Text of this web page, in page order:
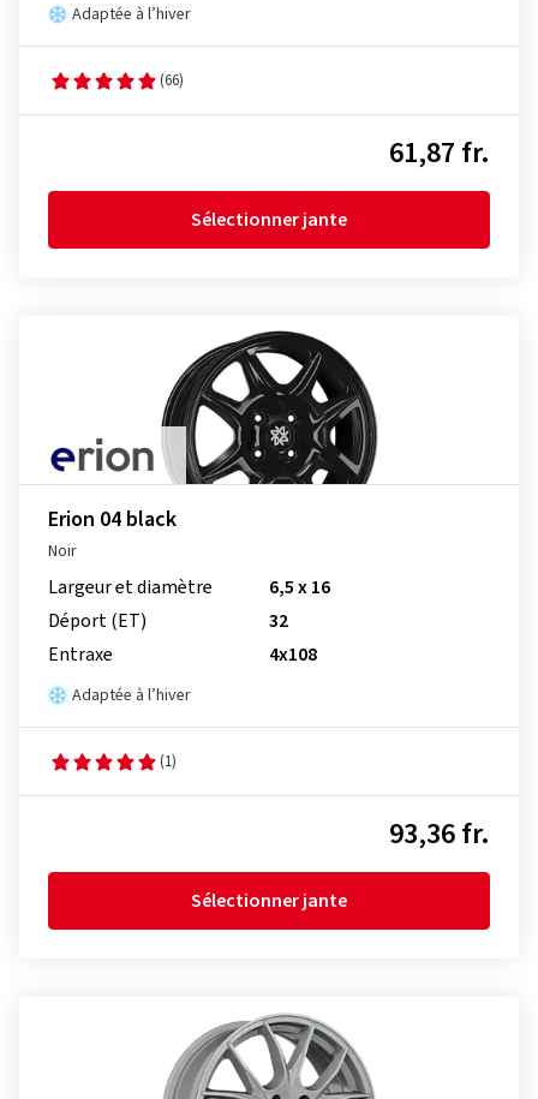
Adaptée à l’hiver
(66)
61,87 fr.
Sélectionner jante
Erion 04 black
Noir
Largeur et diamètre
6,5 x 16
Déport (ET)
32
Entraxe
4x108
Adaptée à l’hiver
(1)
93,36 fr.
Sélectionner jante